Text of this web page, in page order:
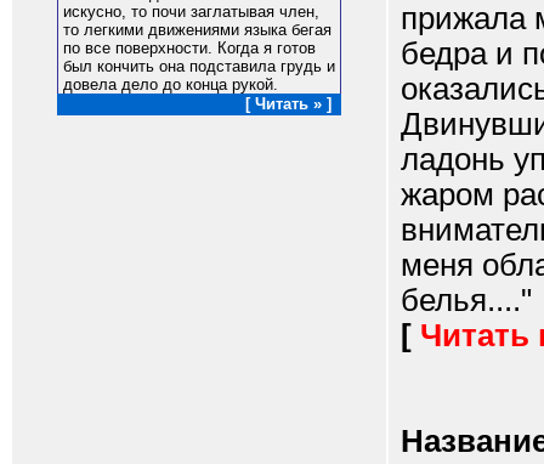
искусно, то почи заглатывая член,
то легкими движениями языка бегая
по все поверхности. Когда я готов
был кончить она подставила грудь и
довела дело до конца рукой.
[ Читать » ]
прижала
бедра и
ладонь
жаром
меня
белья...."
[ Читать